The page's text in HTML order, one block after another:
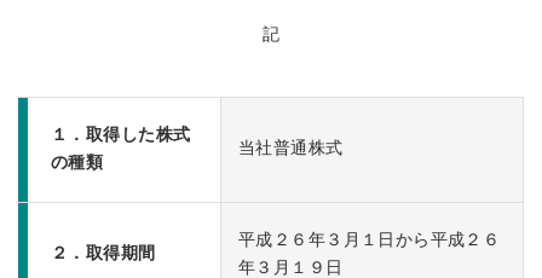
記
１．取得した株式
の種類
当社普通株式
２．取得期間
平成２６年３月１日から平成２６
年３月１９日